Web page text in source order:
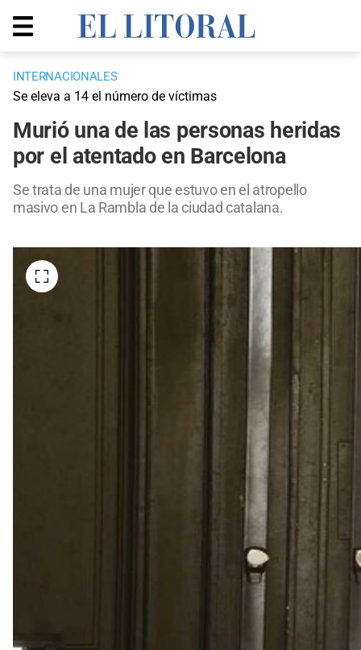
INTERNACIONALES
Se eleva a 14 el número de víctimas
Murió una de las personas heridas
por el atentado en Barcelona
Se trata de una mujer que estuvo en el atropello
masivo en La Rambla de la ciudad catalana.